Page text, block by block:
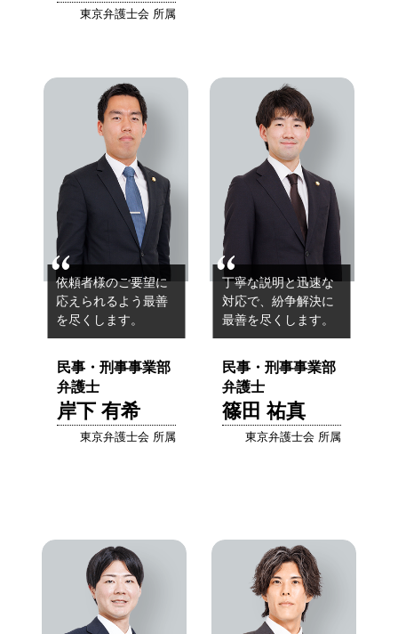
東京弁護士会 所属
依頼者様のご要望に
応えられるよう最善
を尽くします。
民事・刑事事業部
弁護士
岸下 有希
東京弁護士会 所属
丁寧な説明と迅速な
対応で、 紛争解決に
最善を尽くします。
民事・刑事事業部
弁護士
篠田 祐真
東京弁護士会 所属